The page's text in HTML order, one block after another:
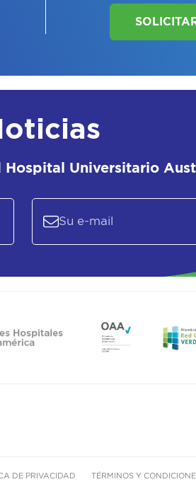
EL
Hospital Universitario
DE PRIVACIDAD TÉRMINOS Y